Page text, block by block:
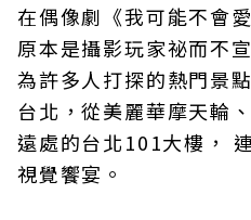
在偶像劇《我可能不會
原本是攝影玩家祕而不
為許多人打探的熱門景
台北，從美麗華摩天輪
遠處的台北101大樓，
視覺饗宴。